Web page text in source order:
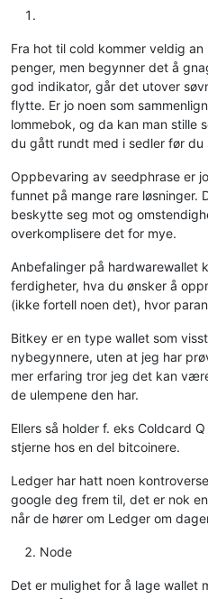
Fra hot til cold kommer veldig
penger, men begynner det å
god indikator, går det utover
flytte. Er jo noen som
lommebok, og da kan man stille
du gått rundt med i sedler før du
Oppbevaring av seedphrase er
funnet på mange rare løsninger.
beskytte seg mot og
overkomplisere det for mye.
Anbefalinger på hardwarewallet
ferdigheter, hva du ønsker å
(ikke fortell noen det), hvor
Bitkey er en type wallet som
nybegynnere, uten at jeg har
mer erfaring tror jeg det kan
de ulempene den har.
Ellers så holder f. eks Coldcard
stjerne hos en del bitcoinere.
Ledger har hatt noen
google deg frem til, det er nok
når de hører om Ledger om
Node
Det er mulighet for å lage wallet